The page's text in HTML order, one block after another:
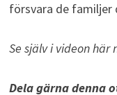
försvara de familjer
Se själv i videon här
Dela gärna denna